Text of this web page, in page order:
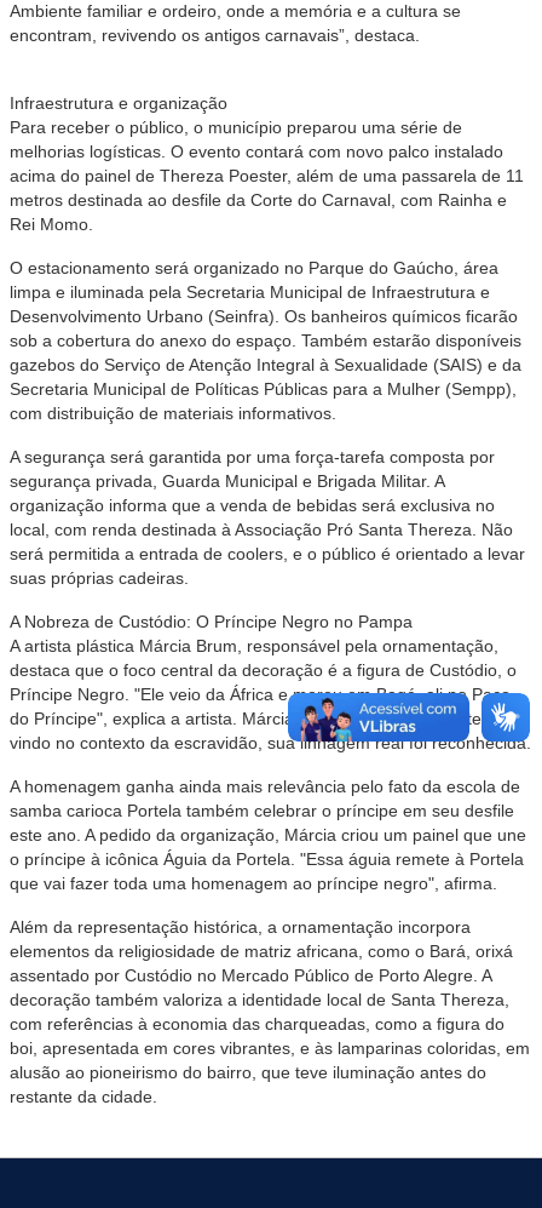
Ambiente familiar e ordeiro, onde a memória e a cultura se
encontram, revivendo os antigos carnavais”, destaca.
Infraestrutura e organização
Para receber o público, o município preparou uma série de
melhorias logísticas. O evento contará com novo palco instalado
acima do painel de Thereza Poester, além de uma passarela de 11
metros destinada ao desfile da Corte do Carnaval, com Rainha e
Rei Momo.
O estacionamento será organizado no Parque do Gaúcho, área
limpa e iluminada pela Secretaria Municipal de Infraestrutura e
Desenvolvimento Urbano (Seinfra). Os banheiros químicos ficarão
sob a cobertura do anexo do espaço. Também estarão disponíveis
gazebos do Serviço de Atenção Integral à Sexualidade (SAIS) e da
Secretaria Municipal de Políticas Públicas para a Mulher (Sempp),
com distribuição de materiais informativos.
A segurança será garantida por uma força-tarefa composta por
segurança privada, Guarda Municipal e Brigada Militar. A
organização informa que a venda de bebidas será exclusiva no
local, com renda destinada à Associação Pró Santa Thereza. Não
será permitida a entrada de coolers, e o público é orientado a levar
suas próprias cadeiras.
A Nobreza de Custódio: O Príncipe Negro no Pampa
A artista plástica Márcia Brum, responsável pela ornamentação,
destaca que o foco central da decoração é a figura de Custódio, o
Príncipe Negro. "Ele veio da África e morou em Bagé, ali no Paço
do Príncipe", explica a artista. Márcia ressalta que, embora tenha
vindo no contexto da escravidão, sua linhagem real foi reconhecida.
A homenagem ganha ainda mais relevância pelo fato da escola de
samba carioca Portela também celebrar o príncipe em seu desfile
este ano. A pedido da organização, Márcia criou um painel que une
o príncipe à icônica Águia da Portela. "Essa águia remete à Portela
que vai fazer toda uma homenagem ao príncipe negro", afirma.
Além da representação histórica, a ornamentação incorpora
elementos da religiosidade de matriz africana, como o Bará, orixá
assentado por Custódio no Mercado Público de Porto Alegre. A
decoração também valoriza a identidade local de Santa Thereza,
com referências à economia das charqueadas, como a figura do
boi, apresentada em cores vibrantes, e às lamparinas coloridas, em
alusão ao pioneirismo do bairro, que teve iluminação antes do
restante da cidade.